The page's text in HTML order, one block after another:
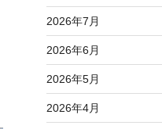
2026年7月
2026年6月
2026年5月
2026年4月